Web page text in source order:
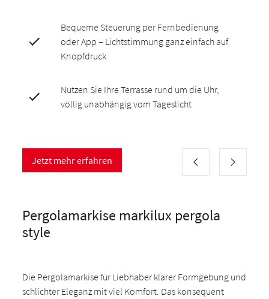
Bequeme Steuerung per Fernbedienung
oder App – Lichtstimmung ganz einfach auf
Knopfdruck
Nutzen Sie Ihre Terrasse rund um die Uhr,
völlig unabhängig vom Tageslicht
Jetzt mehr erfahren
Pergolamarkise markilux pergola
style
Die Pergolamarkise für Liebhaber klarer Formgebung und
schlichter Eleganz mit viel Komfort. Das konsequent